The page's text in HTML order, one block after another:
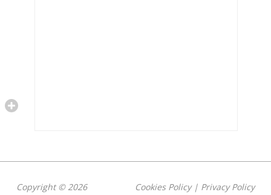
Copyright © 2026 Cookies Policy| Privacy Policy